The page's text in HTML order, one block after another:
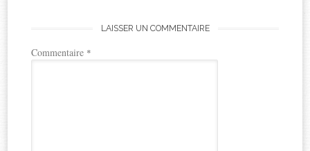
LAISSER UN COMMENTAIRE
Commentaire *